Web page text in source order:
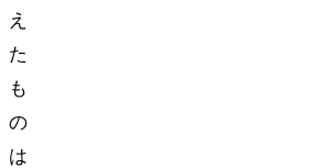
え
た
も
の
は